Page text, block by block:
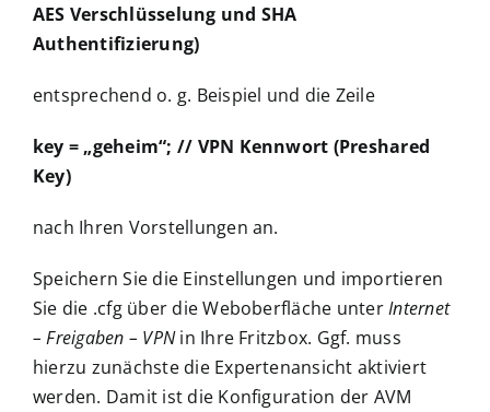
AES Verschlüsselung und SHA
Authentifizierung)
entsprechend o. g. Beispiel und die Zeile
key = „geheim“; // VPN Kennwort (Preshared
Key)
nach Ihren Vorstellungen an.
Speichern Sie die Einstellungen und importieren
Sie die .cfg über die Weboberfläche unterInternet
– Freigaben – VPNin Ihre Fritzbox. Ggf. muss
hierzu zunächste die Expertenansicht aktiviert
werden. Damit ist die Konfiguration der AVM